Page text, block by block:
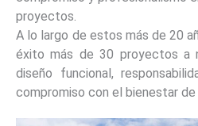
proyectos.
A lo largo de estos más de 20
éxito más de 30 proyectos a
diseño funcional,
compromiso con el bienestar de